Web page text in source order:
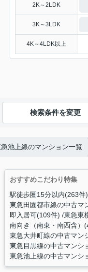
2K～2LDK
3K～3LDK
4K～4LDK以上
検索条件を変更
池上線のマンション一覧
おすすめこだわり特集
駅徒歩圏15分以内(263件)
東急田園都市線の中古マ
即入居可(109件) 東急東
南向き（南東・南西含）
東急大井町線の中古マン
東急目黒線の中古マンシ
東急池上線の中古マンシ